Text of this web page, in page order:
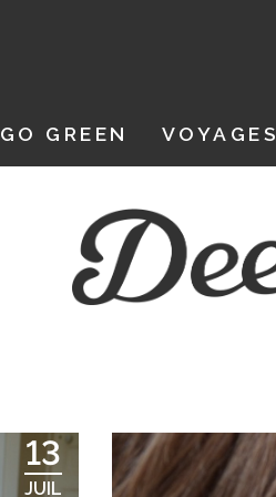
GO GREEN VOYAGES
13
JUIL